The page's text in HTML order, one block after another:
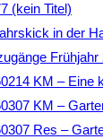
(kein Titel)
in der
Frühjahr
KM – Eine
KM –
Res –